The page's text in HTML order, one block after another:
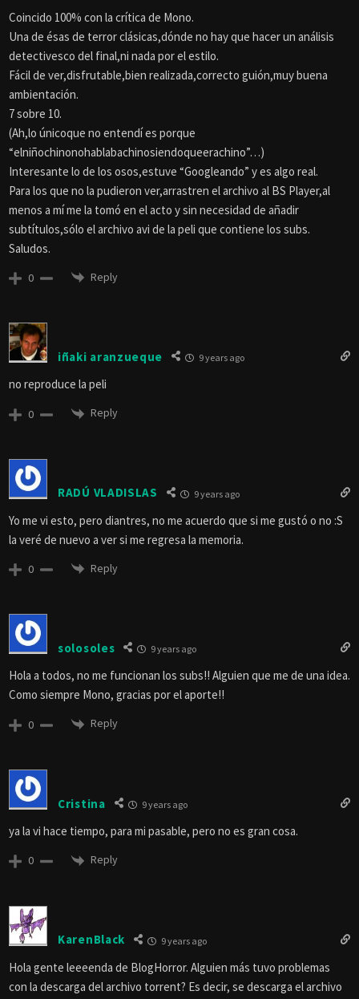
Coincido 100% con la crítica de Mono.
Una de ésas de terror clásicas,dónde no hay que hacer un análisis
detectivesco del final,ni nada por el estilo.
Fácil de ver,disfrutable,bien realizada,correcto guión,muy buena
ambientación.
7 sobre 10.
(Ah,lo únicoque no entendí es porque
“elniñochinonohablabachinosiendoqueerachino”…)
Interesante lo de los osos,estuve “Googleando” y es algo real.
Para los que no la pudieron ver,arrastren el archivo al BS Player,al
menos a mí me la tomó en el acto y sin necesidad de añadir
subtítulos,sólo el archivo avi de la peli que contiene los subs.
Saludos.
0 Reply
iñaki aranzueque 9 years ago
no reproduce la peli
0 Reply
RADÚ VLADISLAS 9 years ago
Yo me vi esto, pero diantres, no me acuerdo que si me gustó o no :S
la veré de nuevo a ver si me regresa la memoria.
0 Reply
solosoles 9 years ago
Hola a todos, no me funcionan los subs!! Alguien que me de una idea.
Como siempre Mono, gracias por el aporte!!
0 Reply
Cristina 9 years ago
ya la vi hace tiempo, para mi pasable, pero no es gran cosa.
0 Reply
KarenBlack 9 years ago
Hola gente leeeenda de BlogHorror. Alguien más tuvo problemas
con la descarga del archivo torrent? Es decir, se descarga el archivo